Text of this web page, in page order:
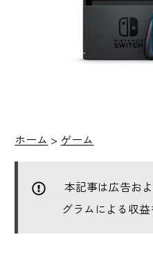
ホーム > ゲーム
本記事は広告お
グラムによる収益